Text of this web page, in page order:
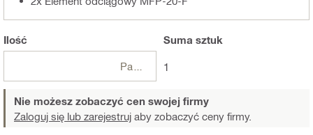
Ilość Suma sztuk
1
Nie możesz zobaczyć cen swojej firmy
Zaloguj się lub zarejestruj aby zobaczyć ceny firmy.